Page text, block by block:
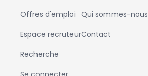
Offres d'emploi
Espace recruteur
Recherche
Qui sommes-nous
Contact